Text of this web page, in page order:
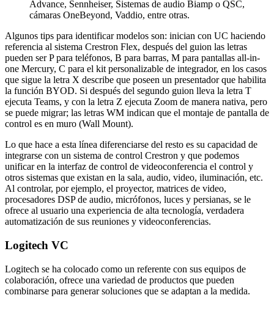
Advance, Sennheiser, Sistemas de audio Biamp o QSC,
cámaras OneBeyond, Vaddio, entre otras.
Algunos tips para identificar modelos son: inician con UC haciendo
referencia al sistema Crestron Flex, después del guion las letras
pueden ser P para teléfonos, B para barras, M para pantallas all-in-
one Mercury, C para el kit personalizable de integrador, en los casos
que sigue la letra X describe que poseen un presentador que habilita
la función BYOD. Si después del segundo guion lleva la letra T
ejecuta Teams, y con la letra Z ejecuta Zoom de manera nativa, pero
se puede migrar; las letras WM indican que el montaje de pantalla de
control es en muro (Wall Mount).
Lo que hace a esta línea diferenciarse del resto es su capacidad de
integrarse con un sistema de control Crestron y que podemos
unificar en la interfaz de control de videoconferencia el control y
otros sistemas que existan en la sala, audio, video, iluminación, etc.
Al controlar, por ejemplo, el proyector, matrices de video,
procesadores DSP de audio, micrófonos, luces y persianas, se le
ofrece al usuario una experiencia de alta tecnología, verdadera
automatización de sus reuniones y videoconferencias.
Logitech VC
Logitech se ha colocado como un referente con sus equipos de
colaboración, ofrece una variedad de productos que pueden
combinarse para generar soluciones que se adaptan a la medida.